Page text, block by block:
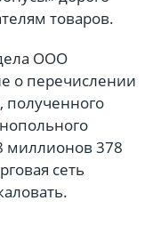
товаров.
ООО
о перечислении
полученного
миллионов 378
сеть